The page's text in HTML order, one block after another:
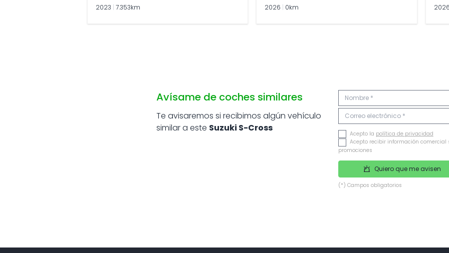
2023 7.353km 2026 0km
Avísame de coches similares
Te avisaremos si recibimos algún vehículo
similar a este Suzuki S-Cross
Acepto la política de privacidad
Acepto recibir información comercial
promociones
Quiero que me avisen
(*) Campos obligatorios